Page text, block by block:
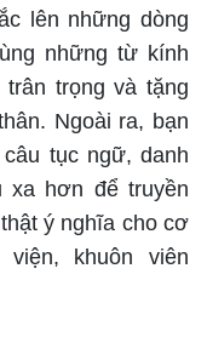
lên những dòng
những từ kính
trọng và tặng
Ngoài ra, bạn
tục ngữ, danh
xa hơn để truyền
ý nghĩa cho cơ
khuôn viên